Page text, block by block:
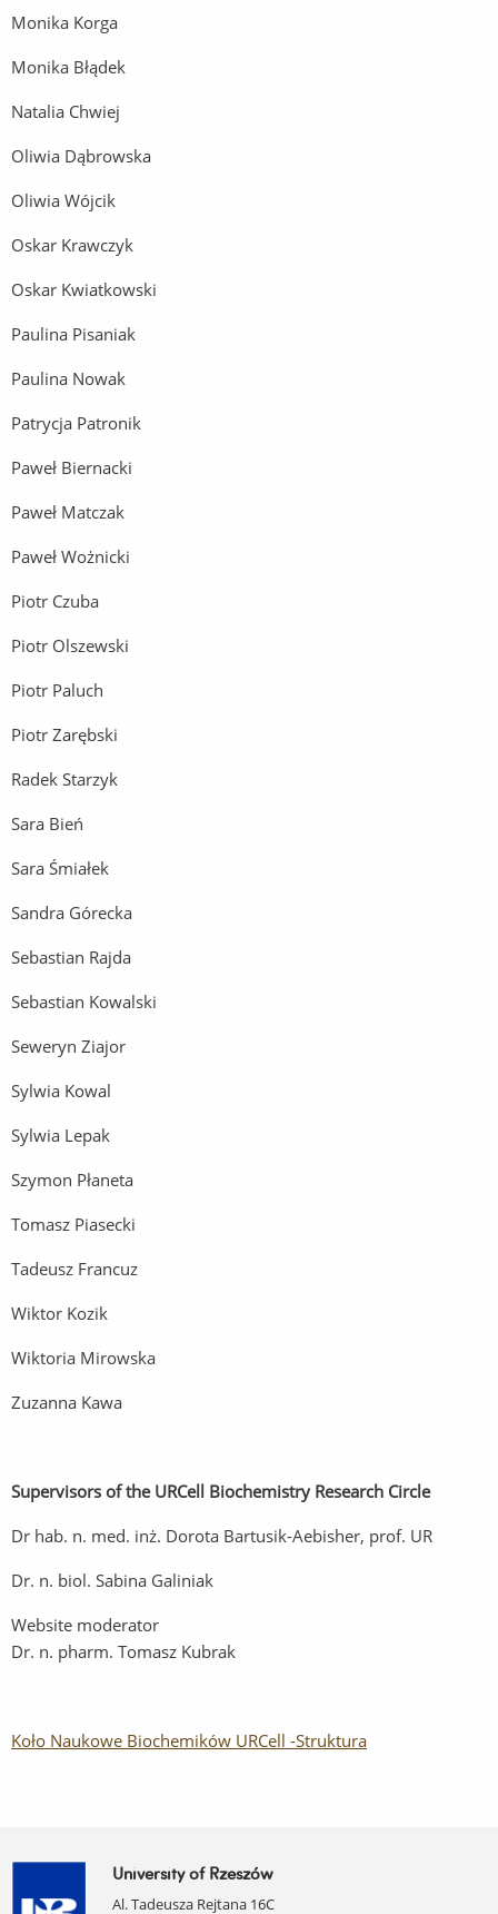
Monika Korga
Monika Błądek
Natalia Chwiej
Oliwia Dąbrowska
Oliwia Wójcik
Oskar Krawczyk
Oskar Kwiatkowski
Paulina Pisaniak
Paulina Nowak
Patrycja Patronik
Paweł Biernacki
Paweł Matczak
Paweł Wożnicki
Piotr Czuba
Piotr Olszewski
Piotr Paluch
Piotr Zarębski
Radek Starzyk
Sara Bień
Sara Śmiałek
Sandra Górecka
Sebastian Rajda
Sebastian Kowalski
Seweryn Ziajor
Sylwia Kowal
Sylwia Lepak
Szymon Płaneta
Tomasz Piasecki
Tadeusz Francuz
Wiktor Kozik
Wiktoria Mirowska
Zuzanna Kawa
Supervisors of the URCell Biochemistry Research Circle
Dr hab. n. med. inż. Dorota Bartusik-Aebisher, prof. UR
Dr. n. biol. Sabina Galiniak
Website moderator
Dr. n. pharm. Tomasz Kubrak
Koło Naukowe Biochemików URCell -Struktura
University of Rzeszów
Al. Tadeusza Rejtana 16C